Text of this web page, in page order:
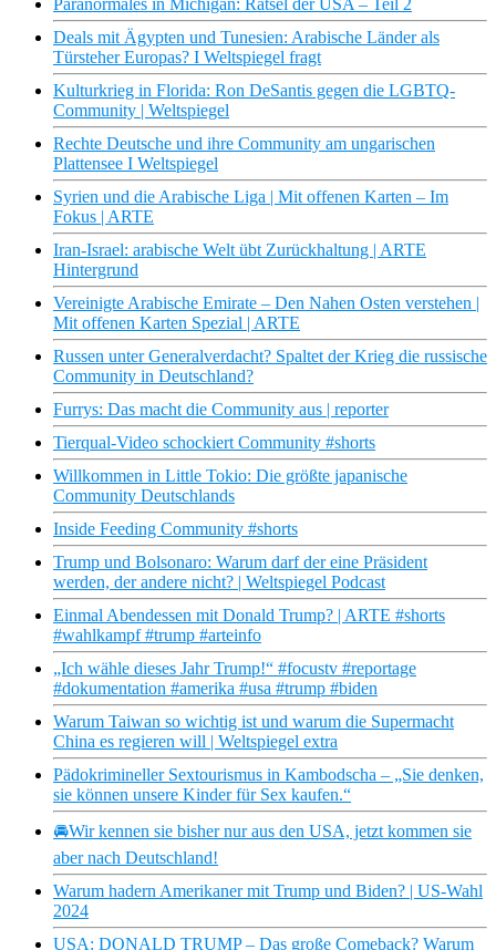
Paranormales in Michigan: Rätsel der USA – Teil 2
Deals mit Ägypten und Tunesien: Arabische Länder als
Türsteher Europas? I Weltspiegel fragt
Kulturkrieg in Florida: Ron DeSantis gegen die LGBTQ-
Community | Weltspiegel
Rechte Deutsche und ihre Community am ungarischen
Plattensee I Weltspiegel
Syrien und die Arabische Liga | Mit offenen Karten – Im
Fokus | ARTE
Iran-Israel: arabische Welt übt Zurückhaltung | ARTE
Hintergrund
Vereinigte Arabische Emirate – Den Nahen Osten verstehen |
Mit offenen Karten Spezial | ARTE
Russen unter Generalverdacht? Spaltet der Krieg die russische
Community in Deutschland?
Furrys: Das macht die Community aus | reporter
Tierqual-Video schockiert Community #shorts
Willkommen in Little Tokio: Die größte japanische
Community Deutschlands
Inside Feeding Community #shorts
Trump und Bolsonaro: Warum darf der eine Präsident
werden, der andere nicht? | Weltspiegel Podcast
Einmal Abendessen mit Donald Trump? | ARTE #shorts
#wahlkampf #trump #arteinfo
„Ich wähle dieses Jahr Trump!“ #focustv #reportage
#dokumentation #amerika #usa #trump #biden
Warum Taiwan so wichtig ist und warum die Supermacht
China es regieren will | Weltspiegel extra
Pädokrimineller Sextourismus in Kambodscha – „Sie denken,
sie können unsere Kinder für Sex kaufen.“
🚘Wir kennen sie bisher nur aus den USA, jetzt kommen sie
aber nach Deutschland!
Warum hadern Amerikaner mit Trump und Biden? | US-Wahl
2024
USA: DONALD TRUMP – Das große Comeback? Warum